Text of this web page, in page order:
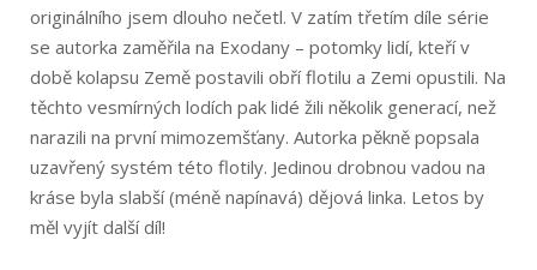
originálního jsem dlouho nečetl. V zatím třetím díle série
se autorka zaměřila na Exodany – potomky lidí, kteří v
době kolapsu Země postavili obří flotilu a Zemi opustili. Na
těchto vesmírných lodích pak lidé žili několik generací, než
narazili na první mimozemšťany. Autorka pěkně popsala
uzavřený systém této flotily. Jedinou drobnou vadou na
kráse byla slabší (méně napínavá) dějová linka. Letos by
měl vyjít další díl!